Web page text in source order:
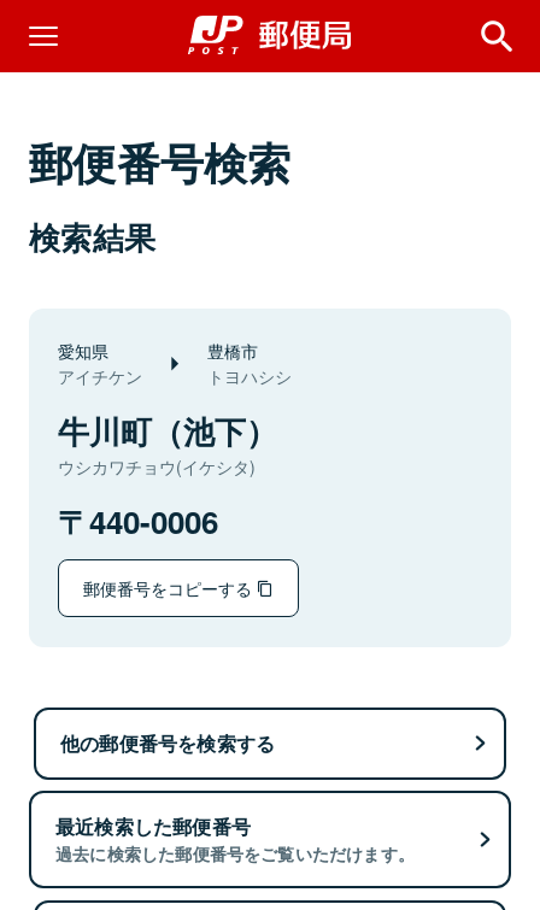
郵便番号検索
検索結果
愛知県
アイチケン
豊橋市
トヨハシシ
牛川町（池下）
ウシカワチョウ(イケシタ)
440-0006
郵便番号をコピーする
他の郵便番号を検索する
最近検索した郵便番号
過去に検索した郵便番号をご覧いただけます。